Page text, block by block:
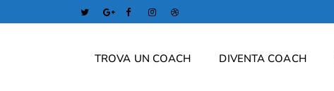
TROVA UN COACH DIVENTA COACH